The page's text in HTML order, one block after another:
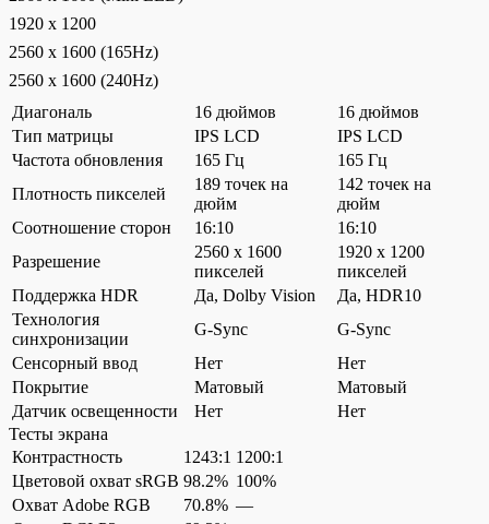
1920 x 1200
2560 x 1600 (165Hz)
2560 x 1600 (240Hz)
Диагональ
16 дюймов
16 дюймов
Тип матрицы
IPS LCD
IPS LCD
Частота обновления
165 Гц
165 Гц
Плотность пикселей
189 точек на
дюйм
142 точек на
дюйм
Соотношение сторон
16:10
16:10
Разрешение
2560 x 1600
пикселей
1920 x 1200
пикселей
Поддержка HDR
Да, Dolby Vision
Да, HDR10
Технология
синхронизации
G-Sync
G-Sync
Сенсорный ввод
Нет
Нет
Покрытие
Матовый
Матовый
Датчик освещенности
Нет
Нет
Тесты экрана
Контрастность
1243:1 1200:1
Цветовой охват sRGB 98.2% 100%
Охват Adobe RGB
70.8% —